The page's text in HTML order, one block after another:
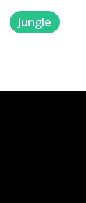
Jungle